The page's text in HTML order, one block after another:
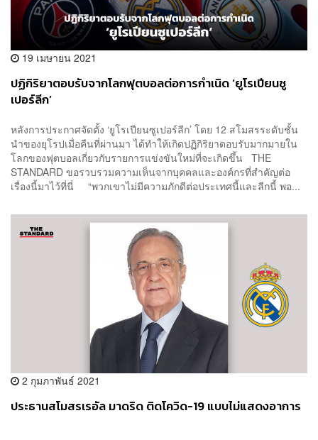
19 เมษายน 2021
ปฏิกิริยาตอบรับจากโลกฟุตบอลต่อการกำเนิด ‘ยูโรเปียนซู
เปอร์ลีก’
หลังการประกาศจัดตั้ง ‘ยูโรเปียนซูเปอร์ลีก’ โดย 12 สโมสรระดับชั้น
นำของยุโรปเมื่อคืนที่ผ่านมา ได้ทำให้เกิดปฏิกิริยาตอบรับมากมายใน
โลกของฟุตบอลเกี่ยวกับรายการแข่งขันใหม่ที่จะเกิดขึ้น THE
STANDARD ขอรวบรวมความเห็นจากบุคคลและองค์กรที่สำคัญต่อ
เรื่องนี้มาไว้ที่นี่ “พวกเขาไม่มีความภักดีต่อประเทศนี้และลีกนี้ พอ...
2 กุมภาพันธ์ 2021
ประธานสโมสรเรอัล มาดริด ติดโควิด-19 แบบไม่แสดงอาการ